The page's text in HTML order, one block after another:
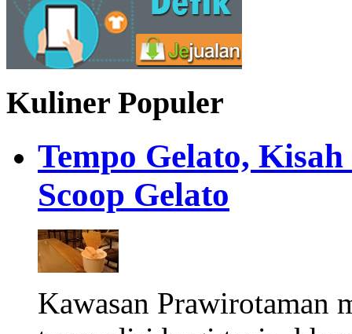
Kuliner Populer
Tempo Gelato,
Scoop Gelato
Kawasan Prawirotaman